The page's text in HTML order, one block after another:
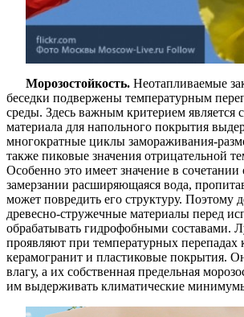
Морозостойкость. Неотапливаемые
беседки подвержены температурным
среды. Здесь важным критерием является
материала для напольного покрытия
многократные циклы замораживания-
также пиковые значения отрицательной
Особенно это имеет значение в
замерзании расширяющаяся вода,
может повредить его структуру. Поэтому
древесно-стружечные материалы перед
обрабатывать гидрофобными составами.
проявляют при температурных перепадах
керамогранит и пластиковые покрытия.
влагу, а их собственная предельная
им выдерживать климатические